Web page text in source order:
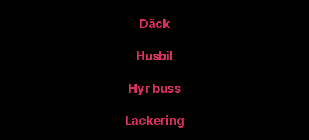
Däck
Husbil
Hyr buss
Lackering